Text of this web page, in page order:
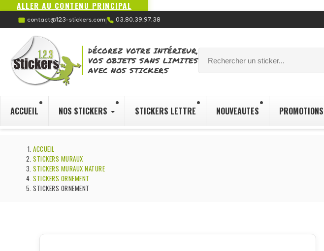
ALLER AU CONTENU PRINCIPAL
contact@123-stickers.com| 03.80.39.97.38
DÉCOREZ VOTRE INTÉRIEUR,
VOS OBJETS SANS LIMITES
AVEC NOS STICKERS
ACCUEIL NOS STICKERS STICKERS LETTRE NOUVEAUTES PROMOTIONS
ACCUEIL
STICKERS MURAUX
STICKERS MURAUX NATURE
STICKERS ORNEMENT
STICKERS ORNEMENT